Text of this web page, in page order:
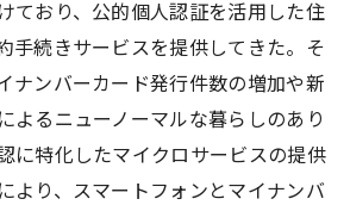
ており、公的個人認証を活用した住
手続きサービスを提供してきた。そ
ナンバーカード発行件数の増加や新
よるニューノーマルな暮らしのあり
に特化したマイクロサービスの提供
より、スマートフォンとマイナンバ